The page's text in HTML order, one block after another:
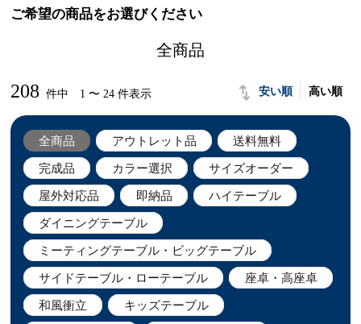
ご希望の商品をお選びください
208 件中 1 〜 24 件表示
全商品
安い順 高い順
全商品 アウトレット品
送料無料
完成品
カラー選択
サイズオーダー
屋外対応品
即納品
ハイテーブル
ダイニングテーブル
ミーティングテーブル・ビッグテーブル
サイドテーブル・ローテーブル
座卓・高座卓
和風衝立
キッズテーブル